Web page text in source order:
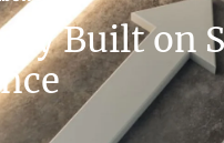
Built on